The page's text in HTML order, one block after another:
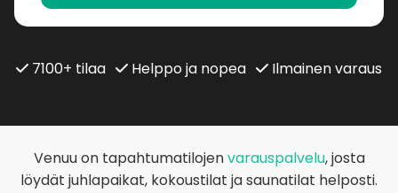
7100+ tilaa Helppo ja nopea Ilmainen varaus
Venuu on tapahtumatilojenvarauspalvelu, josta
löydät juhlapaikat, kokoustilat ja saunatilat helposti.